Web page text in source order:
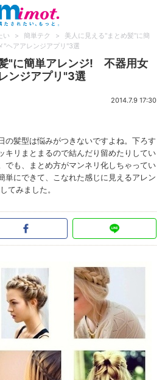
い > 簡単テク >
美人に見える"まとめ髪"に簡
ヘアアレンジアプリ"3選
"に簡単アレンジ! 不器用女
ンジアプリ"3選
2014.7.9 17:30
の髪型は悩みがつきないですよね。下ろす
キリまとまるので結んだり留めたりしてい
でも、まとめ方がマンネリ化しちゃってい
単にできて、こなれた感じに見えるアレン
てみました。